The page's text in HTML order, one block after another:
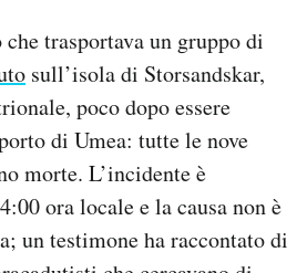
trasportava un gruppo di
sull’isola di Storsandskar,
poco dopo essere
di Umea: tutte le nove
morte. L’incidente è
ora locale e la causa non è
un testimone ha raccontato di